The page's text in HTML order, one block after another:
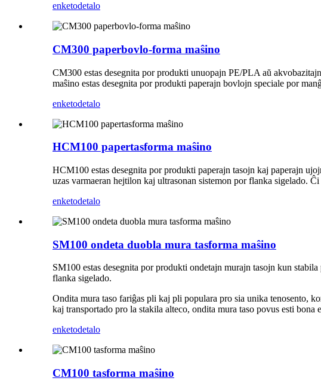
enketodetalo
CM300 paperbovlo-forma maŝino
CM300 estas desegnita por produkti unuopajn PE/PLA aŭ
maŝino estas desegnita por produkti paperajn bovlojn speciale por
enketodetalo
HCM100 papertasforma maŝino
HCM100 estas desegnita por produkti paperajn tasojn kaj paperajn
uzas varmaeran hejtilon kaj ultrasonan sistemon por flanka sigelado.
enketodetalo
SM100 ondeta duobla mura tasforma maŝino
SM100 estas desegnita por produkti ondetajn murajn tasojn kun
flanka sigelado.
Ondita mura taso fariĝas pli kaj pli populara pro sia unika tenosento,
kaj transportado pro la stakila alteco, ondita mura taso povus esti bona
enketodetalo
CM100 tasforma maŝino